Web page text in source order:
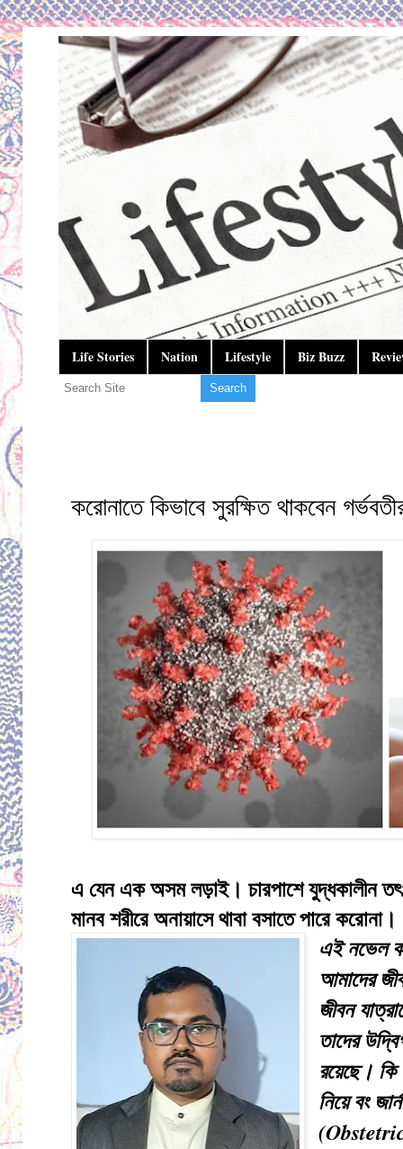
Life Stories Nation Lifestyle Biz Buzz
করোনাতে কিভাবে সুরক্ষিত থাকবেন
এ যেন এক অসম লড়াই। চারপাশে যুদ্ধকালীন
মানব শরীরে অনায়াসে থাবা বসাতে পারে করোনা।
এই নভেল
আমাদের
জীবন
তাদের
রয়েছে।
নিয়ে বং